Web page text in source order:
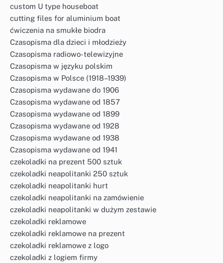
custom U type houseboat
cutting files for aluminium boat
ćwiczenia na smukłe biodra
Czasopisma dla dzieci i młodzieży
Czasopisma radiowo-telewizyjne
Czasopisma w języku polskim
Czasopisma w Polsce (1918–1939)
Czasopisma wydawane do 1906
Czasopisma wydawane od 1857
Czasopisma wydawane od 1899
Czasopisma wydawane od 1928
Czasopisma wydawane od 1938
Czasopisma wydawane od 1941
czekoladki na prezent 500 sztuk
czekoladki neapolitanki 250 sztuk
czekoladki neapolitanki hurt
czekoladki neapolitanki na zamówienie
czekoladki neapolitanki w dużym zestawie
czekoladki reklamowe
czekoladki reklamowe na prezent
czekoladki reklamowe z logo
czekoladki z logiem firmy